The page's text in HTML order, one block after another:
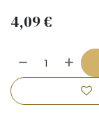
4,09€